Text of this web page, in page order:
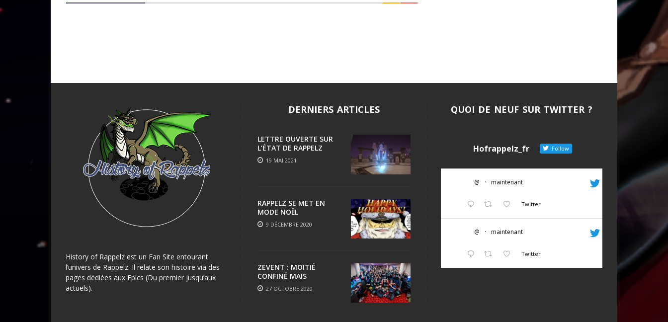
History of Rappelz est un Fan Site entourant
l’univers de Rappelz. Il relate son histoire via des
pages dédiées aux Epics (Du premier jusqu’aux
actuels).
DERNIERS ARTICLES
LETTRE OUVERTE SUR
L’ÉTAT DE RAPPELZ
19 MAI 2021
RAPPELZ SE MET EN
MODE NOËL
9 DÉCEMBRE 2020
ZEVENT : MOITIÉ
CONFINÉ MAIS
TOUJOURS AUSSI FUN
27 OCTOBRE 2020
QUOI DE NEUF SUR TWITTER ?
Hofrappelz_fr Follow
@ · maintenant
Twitter
@ · maintenant
Twitter